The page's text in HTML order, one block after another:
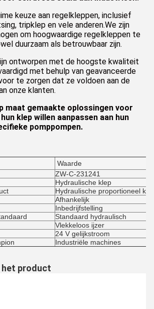
keuze aan regelkleppen, inclusief
tripklep en vele anderen.We zijn
om hoogwaardige regelkleppen te
duurzaam als betrouwbaar zijn.
ontworpen met de hoogste kwaliteit
met behulp van geavanceerde
te zorgen dat ze voldoen aan de
onze klanten.
maat gemaakte oplossingen voor
klep willen aanpassen aan hun
pomppompen.
Waarde
ZW-C-231241
Hydraulische klep
Hydraulische proportioneel
Afhankelijk
Inbedrijfstelling
Standaard hydraulisch
Vlekkeloos ijzer
24 V gelijkstroom
Industriële machines
het product